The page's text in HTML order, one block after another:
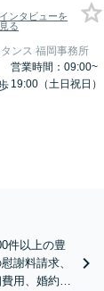
インタビューを
見る
ンス 福岡事務所
営業時間：09:00~
19:00（土日祝日）
件以上の豊
謝料請求、
用、婚約破